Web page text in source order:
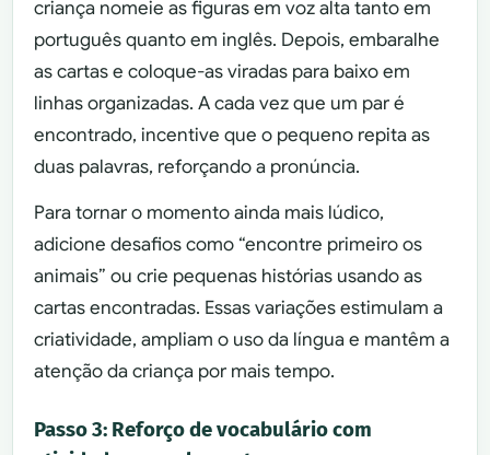
criança nomeie as figuras em voz alta tanto em
português quanto em inglês. Depois, embaralhe
as cartas e coloque-as viradas para baixo em
linhas organizadas. A cada vez que um par é
encontrado, incentive que o pequeno repita as
duas palavras, reforçando a pronúncia.
Para tornar o momento ainda mais lúdico,
adicione desafios como “encontre primeiro os
animais” ou crie pequenas histórias usando as
cartas encontradas. Essas variações estimulam a
criatividade, ampliam o uso da língua e mantêm a
atenção da criança por mais tempo.
Passo 3: Reforço de vocabulário com